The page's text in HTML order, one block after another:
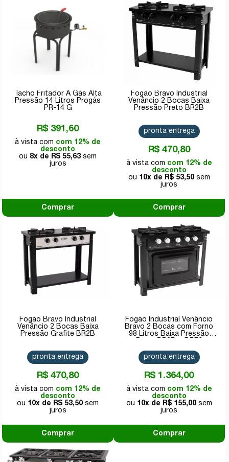
Tacho Fritador A Gás Alta
Pressão 14 Litros Progás
PR-14 G
R$ 391,60
com 12% de
desconto
8x de
R$ 55,63
Comprar
Fogão Bravo Industrial
Venâncio 2 Bocas Baixa
Pressão Preto BR2B
R$ 470,80
com 12% de
desconto
10x de
R$ 53,50
pronta entrega
Comprar
Fogão Bravo Industrial
Venâncio 2 Bocas Baixa
Pressão Grafite BR2B
R$ 470,80
com 12% de
desconto
10x de
R$ 53,50
pronta entrega
Comprar
Fogão Industrial Venâncio
Bravo 2 Bocas com Forno
98 Litros Baixa Pressão
R$ 1.364,00
com 12% de
desconto
10x de
R$ 155,00
pronta entrega
Comprar